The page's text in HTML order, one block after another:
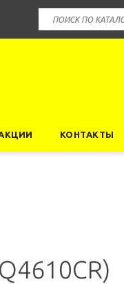
КОНТАКТЫ